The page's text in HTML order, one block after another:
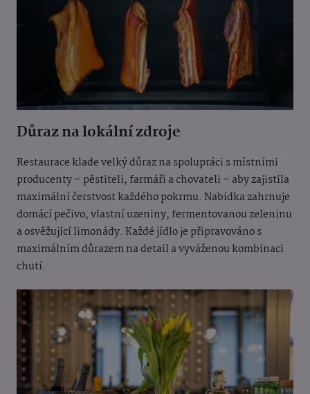
Důraz na lokální zdroje
Restaurace klade velký důraz na spolupráci s místními
producenty – pěstiteli, farmáři a chovateli – aby zajistila
maximální čerstvost každého pokrmu. Nabídka zahrnuje
domácí pečivo, vlastní uzeniny, fermentovanou zeleninu
a osvěžující limonády. Každé jídlo je připravováno s
maximálním důrazem na detail a vyváženou kombinaci
chutí.